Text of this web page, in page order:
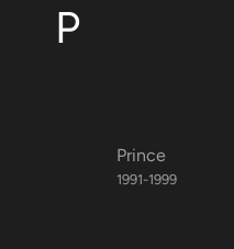
P
Prince
1991-1999